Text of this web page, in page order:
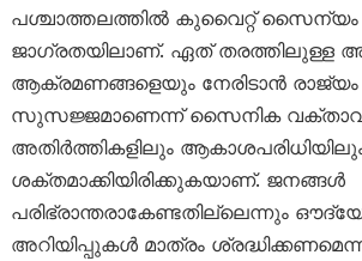
പശ്ചാത്തലത്തിൽ കുവൈറ്റ്
ജാഗ്രതയിലാണ്. ഏത് തരത്തിലുള്ള
ആക്രമണങ്ങളെയും നേരിടാൻ രാജ്യം
സുസജ്ജമാണെന്ന് സൈനിക വക്താവ്
അതിർത്തികളിലും
ശക്തമാക്കിയിരിക്കുകയാണ്. ജനങ്ങൾ
പരിഭ്രാന്തരാകേണ്ടതില്ലെന്നും
അറിയിപ്പുകൾ മാത്രം